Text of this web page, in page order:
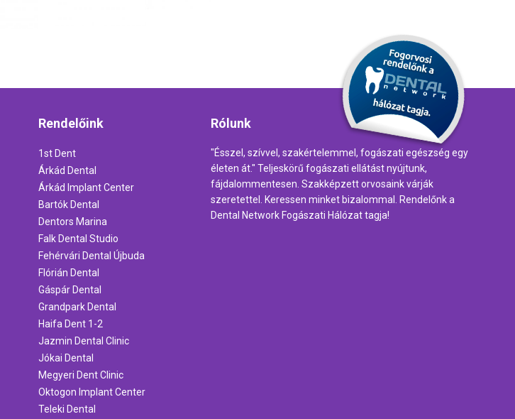
Rendelőink
1st Dent
Árkád Dental
Árkád Implant Center
Bartók Dental
Dentors Marina
Falk Dental Studio
Fehérvári Dental Újbuda
Flórián Dental
Gáspár Dental
Grandpark Dental
Haifa Dent 1-2
Jazmin Dental Clinic
Jókai Dental
Megyeri Dent Clinic
Oktogon Implant Center
Teleki Dental
Rólunk
"Ésszel, szívvel, szakértelemmel, fogászati egészség egy
életen át." Teljeskörű fogászati ellátást nyújtunk,
fájdalommentesen. Szakképzett orvosaink várják
szeretettel. Keressen minket bizalommal. Rendelőnk a
Dental Network Fogászati Hálózat tagja!